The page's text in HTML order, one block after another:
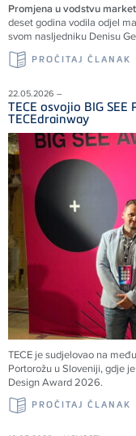
Promjena u vodstvu
deset godina vodila odjel
svom nasljedniku Denisu
PROČITAJ ČLANAK
22.05.2026 –
TECE osvojio BIG
TECEdrainway
TECE je sudjelovao na
Portorožu u Sloveniji, gdje
Design Award 2026.
PROČITAJ ČLANAK